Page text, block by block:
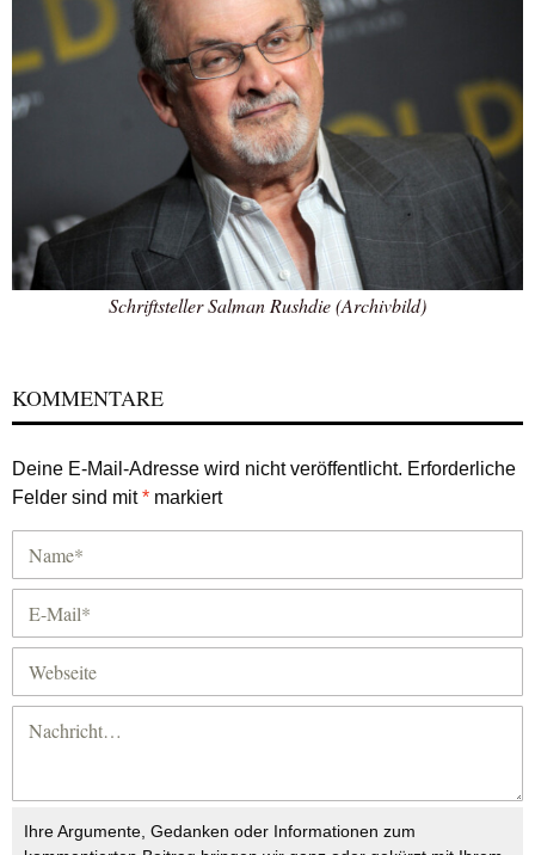
Schriftsteller Salman Rushdie (Archivbild)
KOMMENTARE
Deine E-Mail-Adresse wird nicht veröffentlicht. Erforderliche
Felder sind mit* markiert
Ihre Argumente, Gedanken oder Informationen zum